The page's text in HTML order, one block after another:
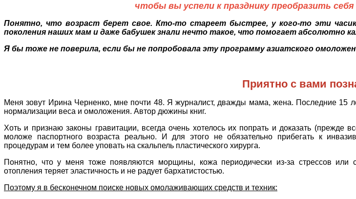
чтобы вы успели к празднику преобразить
Понятно, что возраст берет свое. Кто-то стареет быстрее, у кого-то эти
поколения наших мам и даже бабушек знали нечто такое, что помогает абсолютно
Я бы тоже не поверила, если бы не попробовала эту программу азиатского
Приятно с вами
Меня зовут Ирина Черненко, мне почти 48. Я журналист, дважды мама, жена. Последние 15
нормализации веса и омоложения. Автор дюжины книг.
Хоть и признаю законы гравитации, всегда очень хотелось их попрать и доказать (прежде
моложе паспортного возраста реально. И для этого не обязательно прибегать к
процедурам и тем более уповать на скальпель пластического хирурга.
Понятно, что у меня тоже появляются морщины, кожа периодически из-за стрессов или
отопления теряет эластичность и не радует бархатистостью.
Поэтому я в бесконечном поиске новых омолаживающих средств и техник: